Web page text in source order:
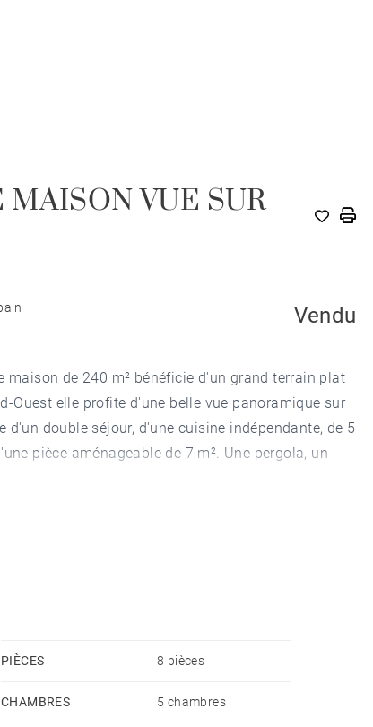
VUE SUR
Vendu
de 240 m² bénéficie d'un grand terrain plat
Ouest elle profite d'une belle vue panoramique sur
d'un double séjour, d'une cuisine indépendante, de 5
pièce aménageable de 7 m². Une pergola, un
PIÈCES 8 pièces
CHAMBRES 5 chambres